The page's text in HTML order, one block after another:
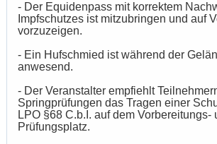
- Der Equidenpass mit korrektem
Impfschutzes ist mitzubringen und auf
vorzuzeigen.
- Ein Hufschmied ist während der
anwesend.
- Der Veranstalter empfiehlt
Springprüfungen das Tragen einer
LPO §68 C.b.I. auf dem Vorbereitungs-
Prüfungsplatz.